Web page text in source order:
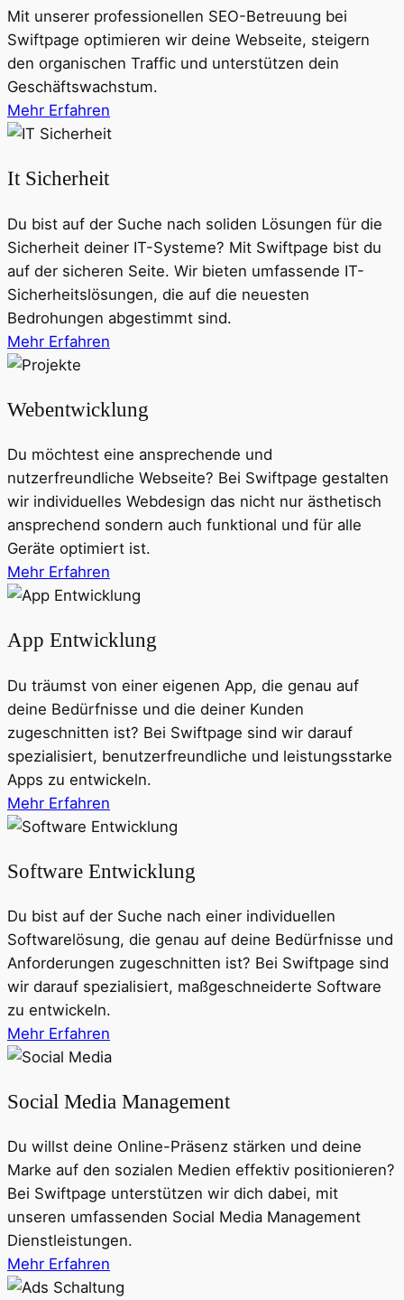
Mit unserer professionellen SEO-Betreuung bei
Swiftpage optimieren wir deine Webseite, steigern
den organischen Traffic und unterstützen dein
Geschäftswachstum.
Mehr Erfahren
It Sicherheit
Du bist auf der Suche nach soliden Lösungen für die
Sicherheit deiner IT-Systeme? Mit Swiftpage bist du
auf der sicheren Seite. Wir bieten umfassende IT-
Sicherheitslösungen, die auf die neuesten
Bedrohungen abgestimmt sind.
Mehr Erfahren
Webentwicklung
Du möchtest eine ansprechende und
nutzerfreundliche Webseite? Bei Swiftpage gestalten
wir individuelles Webdesign das nicht nur ästhetisch
ansprechend sondern auch funktional und für alle
Geräte optimiert ist.
Mehr Erfahren
App Entwicklung
Du träumst von einer eigenen App, die genau auf
deine Bedürfnisse und die deiner Kunden
zugeschnitten ist? Bei Swiftpage sind wir darauf
spezialisiert, benutzerfreundliche und leistungsstarke
Apps zu entwickeln.
Mehr Erfahren
Software Entwicklung
Du bist auf der Suche nach einer individuellen
Softwarelösung, die genau auf deine Bedürfnisse und
Anforderungen zugeschnitten ist? Bei Swiftpage sind
wir darauf spezialisiert, maßgeschneiderte Software
zu entwickeln.
Mehr Erfahren
Social Media Management
Du willst deine Online-Präsenz stärken und deine
Marke auf den sozialen Medien effektiv positionieren?
Bei Swiftpage unterstützen wir dich dabei, mit
unseren umfassenden Social Media Management
Dienstleistungen.
Mehr Erfahren